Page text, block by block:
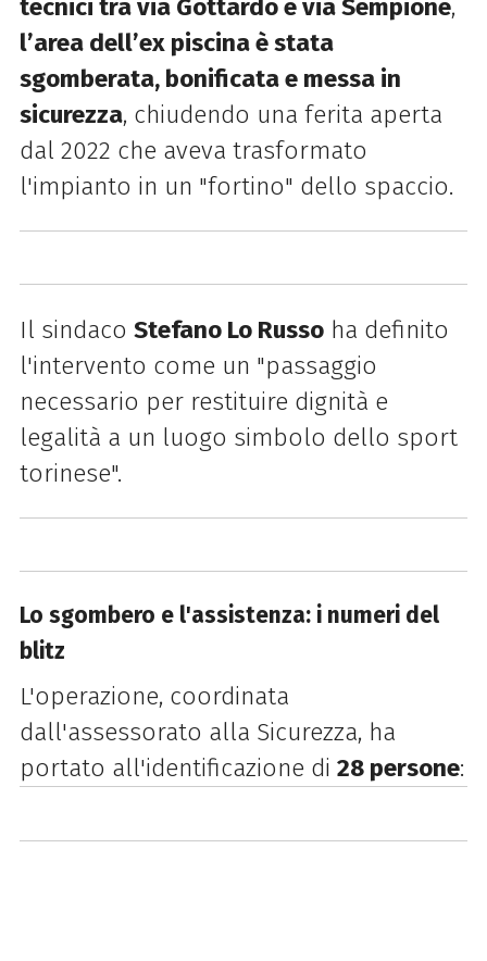
tecnici tra via Gottardo e via Sempione,
l’area dell’ex piscina è stata
sgomberata, bonificata e messa in
sicurezza, chiudendo una ferita aperta
dal 2022 che aveva trasformato
l'impianto in un "fortino" dello spaccio.
Il sindaco Stefano Lo Russoha definito
l'intervento come un "passaggio
necessario per restituire dignità e
legalità a un luogo simbolo dello sport
torinese".
Lo sgombero e l'assistenza: i numeri del
blitz
L'operazione, coordinata
dall'assessorato alla Sicurezza, ha
portato all'identificazione di 28 persone: